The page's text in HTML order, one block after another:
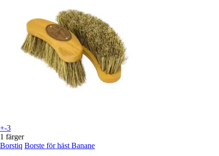
+-3
1 färger
Borstiq Borste för häst Banane